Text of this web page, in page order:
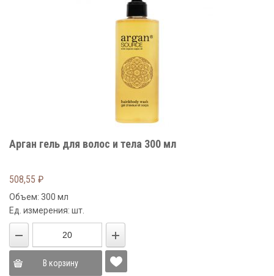
Арган гель для волос и тела 300 мл
508,55 ₽
Объем: 300 мл
Ед. измерения: шт.
В корзину